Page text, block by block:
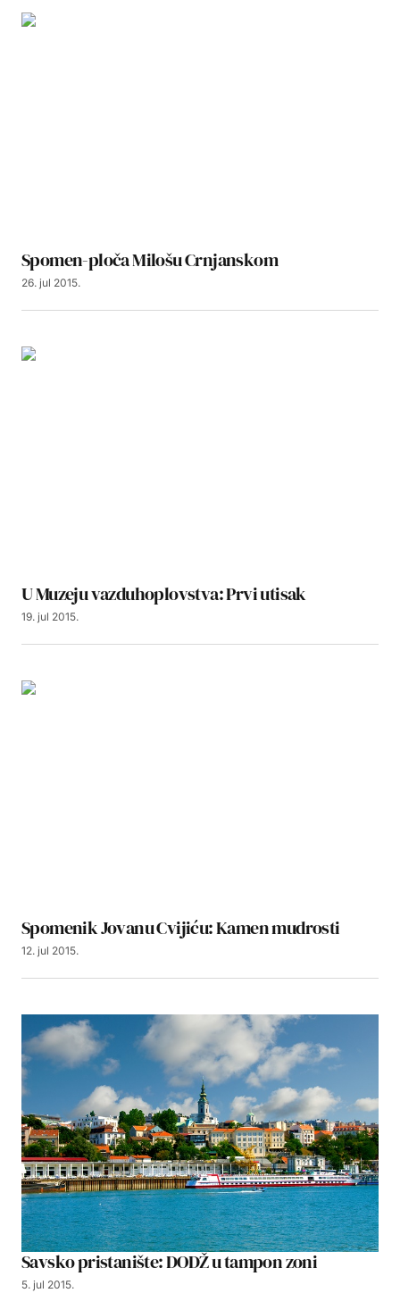
Spomen-ploča Milošu Crnjanskom
26. jul 2015.
U Muzeju vazduhoplovstva: Prvi utisak
19. jul 2015.
Spomenik Jovanu Cvijiću: Kamen mudrosti
12. jul 2015.
Savsko pristanište: DODŽ u tampon zoni
5. jul 2015.